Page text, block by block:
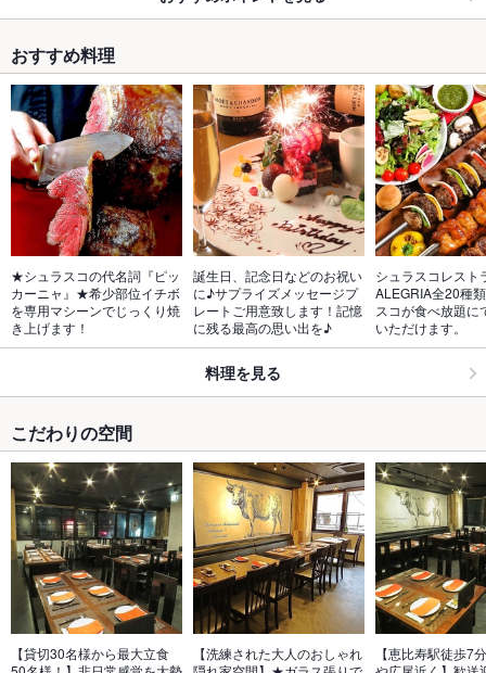
おすすめ料理
★シュラスコの代名詞『ピッ
カーニャ』★希少部位イチボ
を専用マシーンでじっくり焼
き上げます！
誕生日、記念日などのお祝い
に♪サプライズメッセージプ
レートご用意致します！記憶
に残る最高の思い出を♪
シュラスコレスト
ALEGRIA全20種
スコが食べ放題に
いただけます。
料理を見る
こだわりの空間
【貸切30名様から最大立食
【洗練された大人のおしゃれ
【恵比寿駅徒歩7